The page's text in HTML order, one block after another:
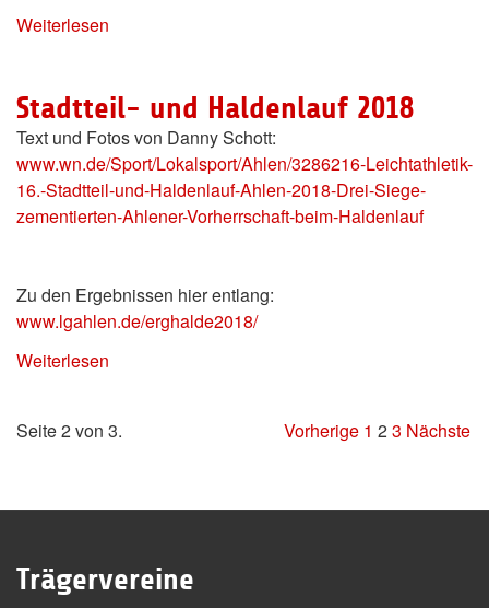
Weiterlesen
Stadtteil- und Haldenlauf 2018
Text und Fotos von Danny Schott:
www.wn.de/Sport/Lokalsport/Ahlen/3286216-Leichtathletik-
16.-Stadtteil-und-Haldenlauf-Ahlen-2018-Drei-Siege-
zementierten-Ahlener-Vorherrschaft-beim-Haldenlauf
Zu den Ergebnissen hier entlang:
www.lgahlen.de/erghalde2018/
Weiterlesen
Seite 2 von 3. Vorherige 1 23 Nächste
Trägervereine